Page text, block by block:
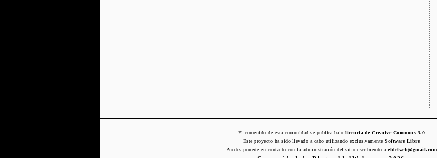
El contenido de esta comunidad se publica bajolicencia de Creative Commons 3.0
Este proyecto ha sido llevado a cabo utilizando exclusivamenteSoftware Libre
Puedes ponerte en contacto con la administración del sitio escribiendo aeldelweb@gmail.com